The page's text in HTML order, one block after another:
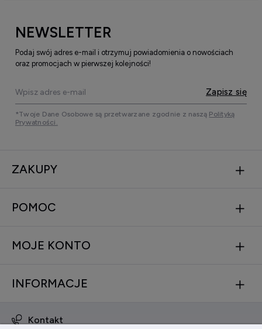
NEWSLETTER
Podaj swój adres e-mail i otrzymuj powiadomienia o nowościach
oraz promocjach w pierwszej kolejności!
Zapisz się
*Twoje Dane Osobowe są przetwarzane zgodnie z naszą Polityką
Prywatności.
ZAKUPY
POMOC
MOJE KONTO
INFORMACJE
Kontakt